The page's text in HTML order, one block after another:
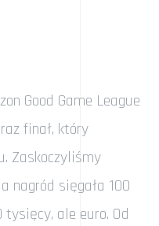
Good Game League
finał, który
Zaskoczyliśmy
nagród sięgała 100
ale euro. Od